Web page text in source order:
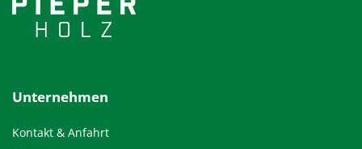
Unternehmen
Kontakt & Anfahrt